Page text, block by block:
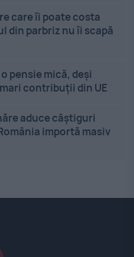
care îi poate costa
din parbriz nu îi scapă
pensie mică, deși
contribuții din UE
aduce câștiguri
importă masiv